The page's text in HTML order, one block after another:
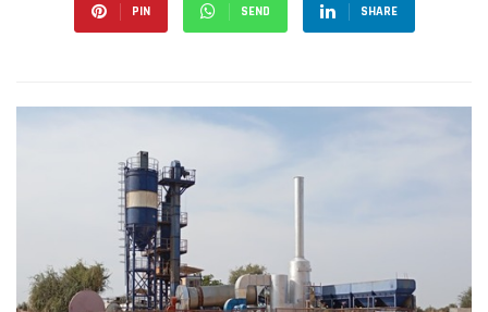
PIN SEND SHARE